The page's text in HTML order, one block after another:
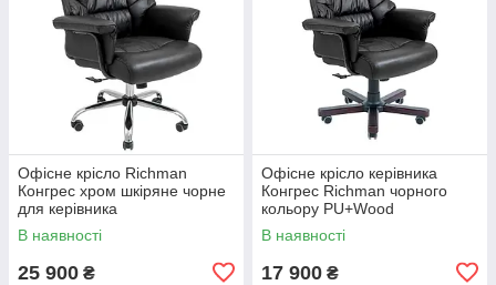
Офісне крісло Richman
Конгрес хром шкіряне чорне
для керівника
В наявності
25 900 ₴
Офісне крісло керівника
Конгрес Richman чорного
кольору PU+Wood
В наявності
17 900 ₴